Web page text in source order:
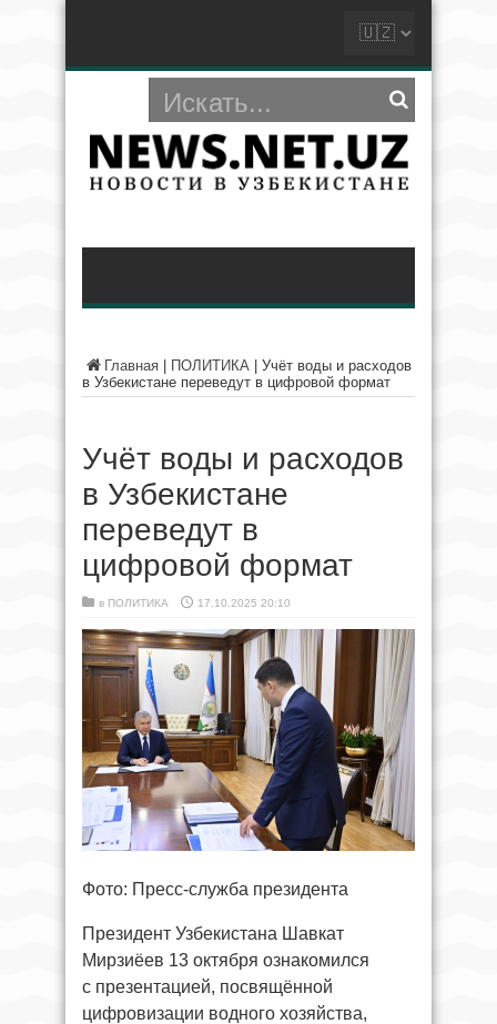
Главная ПОЛИТИКА
Учёт воды и расходов
в Узбекистане переведут в цифровой формат
Учёт воды и расходов
в Узбекистане
переведут в
цифровой формат
в ПОЛИТИКА 17.10.2025 20:10
Фото: Пресс-служба президента
Президент Узбекистана Шавкат
Мирзиёев 13 октября ознакомился
с презентацией, посвящённой
цифровизации водного хозяйства,